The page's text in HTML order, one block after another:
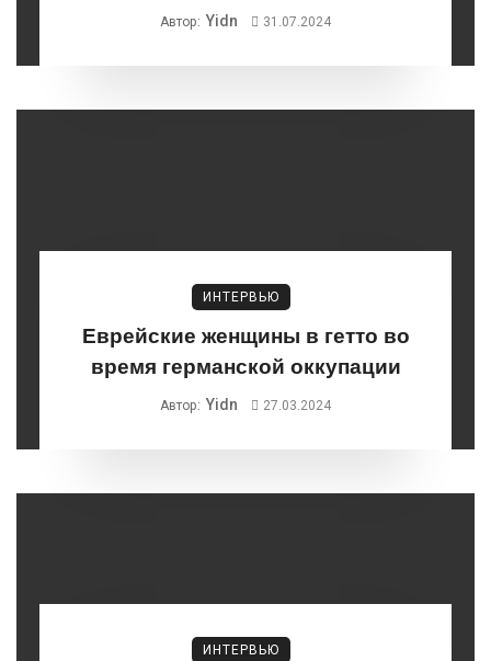
Шейниным о спектакле «Кабаре
Автор: Yidn 31.07.2024
ИНТЕРВЬЮ
Еврейские женщины в гетто во
время германской оккупации
Автор: Yidn 27.03.2024
ИНТЕРВЬЮ